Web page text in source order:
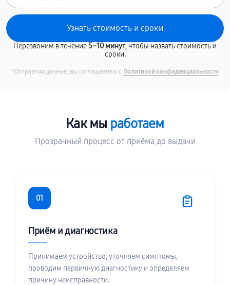
Перезвоним в течение5–10 минут, чтобы назвать стоимость и
сроки.
*Отправляя данные, вы соглашаетесь с Политикой конфиденциальности
Как мы работаем
Прозрачный процесс от приёма до выдачи
01
Приём и диагностика
Принимаем устройство, уточняем симптомы,
проводим первичную диагностику и определяем
причину неисправности.